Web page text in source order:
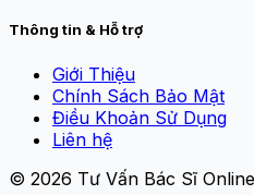
Thông tin & Hỗ trợ
Giới Thiệu
Chính Sách Bảo Mật
Điều Khoản Sử Dụng
Liên hệ
© 2026 Tư Vấn Bác Sĩ Online